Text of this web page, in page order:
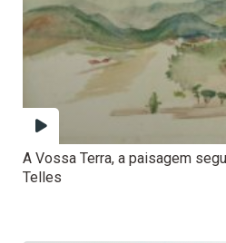
A Vossa Terra, a paisagem
Telles